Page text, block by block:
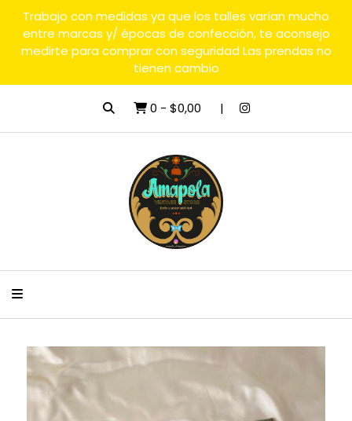
Trabajo con medidas ya que los talles varían mucho
entre marcas y/ épocas de confección, te aconsejo
medirte para comprar con seguridad Las prendas no
tienen cambio
0 - $0,00